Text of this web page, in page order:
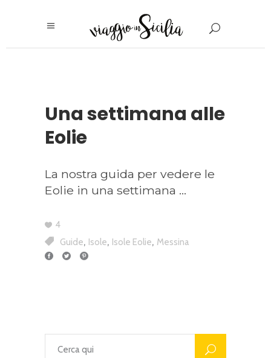
Una settimana alle
Eolie
La nostra guida per vedere le
Eolie in una settimana
4
Guide, Isole, Isole Eolie, Messina